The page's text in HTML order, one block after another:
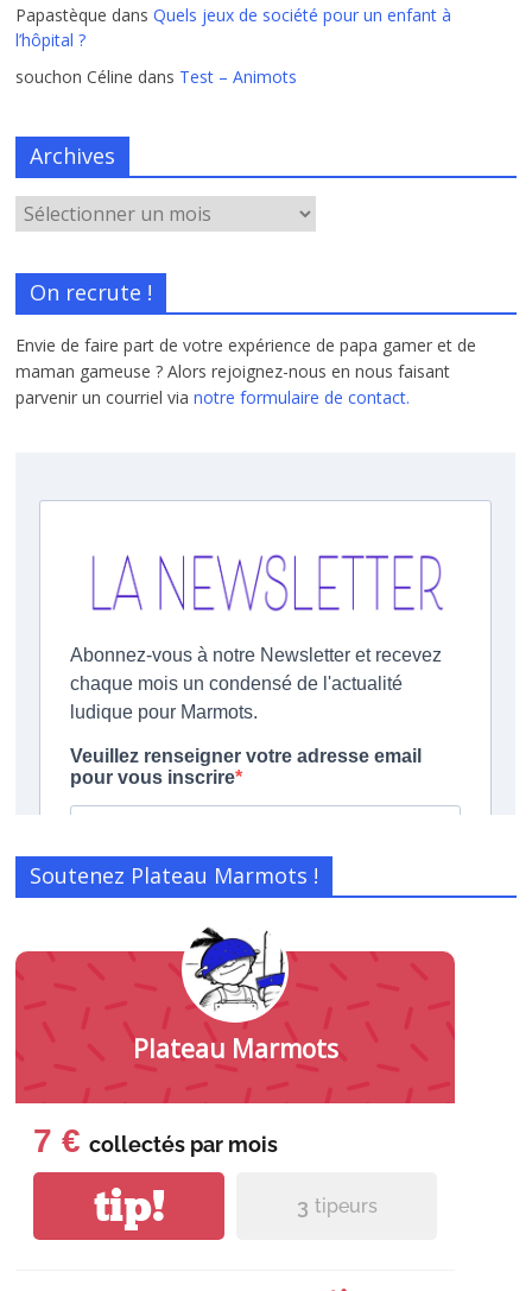
Papastèque dansQuels jeux de société pour un enfant à
l’hôpital ?
souchon Céline dans Test – Animots
Archives
On recrute !
Envie de faire part de votre expérience de papa gamer et de
maman gameuse ? Alors rejoignez-nous en nous faisant
parvenir un courriel vianotre formulaire de contact.
Soutenez Plateau Marmots !
Plateau Marmots
7 € collectés par mois
tip! 3 tipeurs